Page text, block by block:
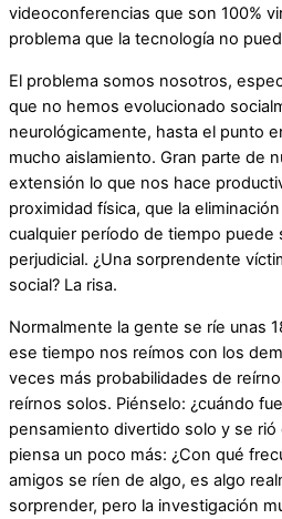
videoconferencias que son 100%
problema que la tecnología no
El problema somos nosotros,
que no hemos evolucionado
neurológicamente, hasta el punto
mucho aislamiento. Gran parte de
extensión lo que nos hace
proximidad física, que la
cualquier período de tiempo puede
perjudicial. ¿Una sorprendente
social? La risa.
Normalmente la gente se ríe unas
ese tiempo nos reímos con los
veces más probabilidades de
reírnos solos. Piénselo: ¿cuándo
pensamiento divertido solo y se rió
piensa un poco más: ¿Con qué
amigos se ríen de algo, es algo
sorprender, pero la investigación